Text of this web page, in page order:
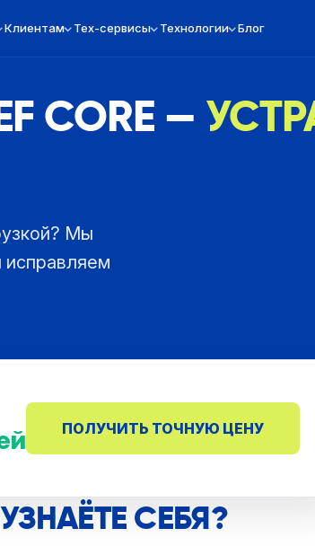
Клиентам Тех-сервисы Технологии Блог
CORE —
Мы
исправляем
ПОЛУЧИТЬ ТОЧНУЮ ЦЕНУ
УЗНАЁТЕ СЕБЯ?